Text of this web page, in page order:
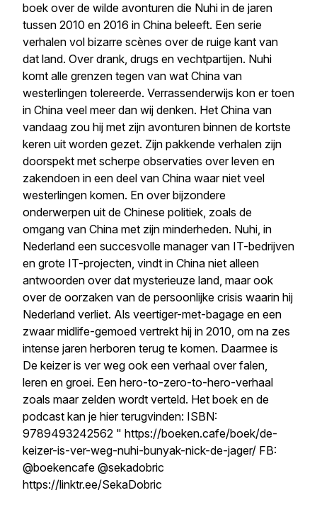
boek over de wilde avonturen die Nuhi in de jaren
tussen 2010 en 2016 in China beleeft. Een serie
verhalen vol bizarre scènes over de ruige kant van
dat land. Over drank, drugs en vechtpartijen. Nuhi
komt alle grenzen tegen van wat China van
westerlingen tolereerde. Verrassenderwijs kon er toen
in China veel meer dan wij denken. Het China van
vandaag zou hij met zijn avonturen binnen de kortste
keren uit worden gezet. Zijn pakkende verhalen zijn
doorspekt met scherpe observaties over leven en
zakendoen in een deel van China waar niet veel
westerlingen komen. En over bijzondere
onderwerpen uit de Chinese politiek, zoals de
omgang van China met zijn minderheden. Nuhi, in
Nederland een succesvolle manager van IT-bedrijven
en grote IT-projecten, vindt in China niet alleen
antwoorden over dat mysterieuze land, maar ook
over de oorzaken van de persoonlijke crisis waarin hij
Nederland verliet. Als veertiger-met-bagage en een
zwaar midlife-gemoed vertrekt hij in 2010, om na zes
intense jaren herboren terug te komen. Daarmee is
De keizer is ver weg ook een verhaal over falen,
leren en groei. Een hero-to-zero-to-hero-verhaal
zoals maar zelden wordt verteld. Het boek en de
podcast kan je hier terugvinden: ISBN:
9789493242562 " https://boeken.cafe/boek/de-
keizer-is-ver-weg-nuhi-bunyak-nick-de-jager/ FB:
@boekencafe @sekadobric
https://linktr.ee/SekaDobric